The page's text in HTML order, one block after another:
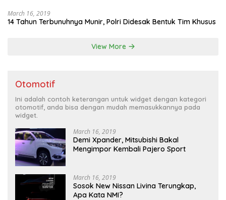
March 16, 2019
14 Tahun Terbunuhnya Munir, Polri Didesak Bentuk Tim Khusus
View More
Otomotif
Ini adalah contoh keterangan untuk widget dengan kategori
otomotif, anda bisa dengan mudah memasukkannya pada
widget.
March 16, 2019
Demi Xpander, Mitsubishi Bakal
Mengimpor Kembali Pajero Sport
March 16, 2019
Sosok New Nissan Livina Terungkap,
Apa Kata NMI?